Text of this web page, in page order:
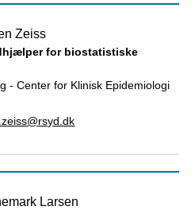
Zeiss
for biostatistiske
- Center for Klinisk Epidemiologi
Larsen